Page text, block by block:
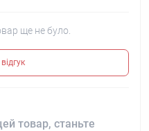
ще не було.
товар, станьте